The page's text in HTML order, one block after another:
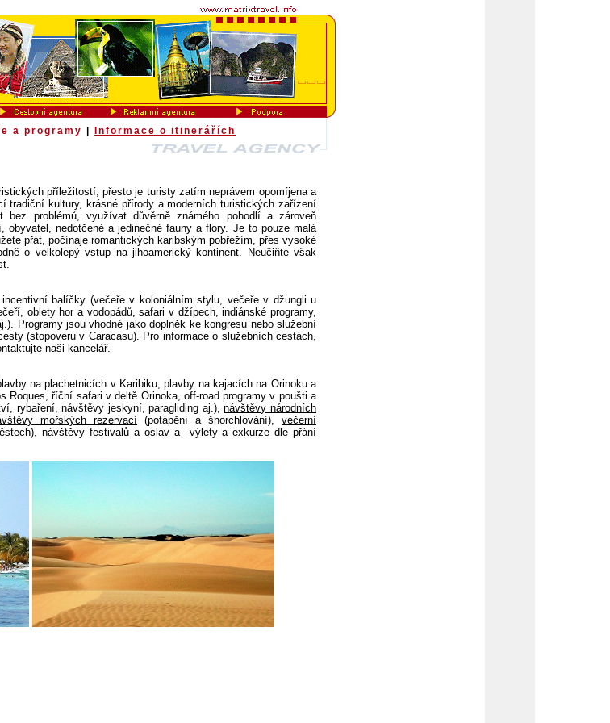
a programy Informace o itinerářích
příležitostí, přesto je turisty zatím neprávem opomíjena a
tradiční kultury, krásné přírody a moderních turistických zařízení
problémů, využívat důvěrně známého pohodlí a zároveň
obyvatel, nedotčené a jedinečné fauny a flory. Je to pouze malá
přát, počínaje romantických karibským pobřežím, přes vysoké
o velkolepý vstup na jihoamerický kontinent. Neučiňte však
balíčky (večeře v koloniálním stylu, večeře v džungli u
oblety hor a vodopádů, safari v džípech, indiánské programy,
Programy jsou vhodné jako doplněk ke kongresu nebo služební
(stopoveru v Caracasu). Pro informace o služebních cestách,
naši kancelář.
na plachetnicích v Karibiku, plavby na kajacích na Orinoku a
Roques, říční safari v deltě Orinoka, off-road programy v poušti a
rybaření, návštěvy jeskyní, paragliding aj.),návštěvy národních
mořských rezervací (potápění a šnorchlování), večerní
návštěvy festivalů a oslava výlety a exkurze dle přání